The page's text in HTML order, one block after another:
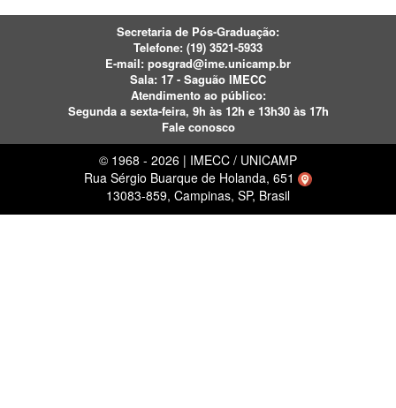
Secretaria de Pós-Graduação:
Telefone: (19) 3521-5933
E-mail: posgrad@ime.unicamp.br
Sala: 17 - Saguão IMECC
Atendimento ao público:
Segunda a sexta-feira, 9h às 12h e 13h30 às 17h
Fale conosco
© 1968 - 2026 | IMECC / UNICAMP
Rua Sérgio Buarque de Holanda, 651
13083-859, Campinas, SP, Brasil